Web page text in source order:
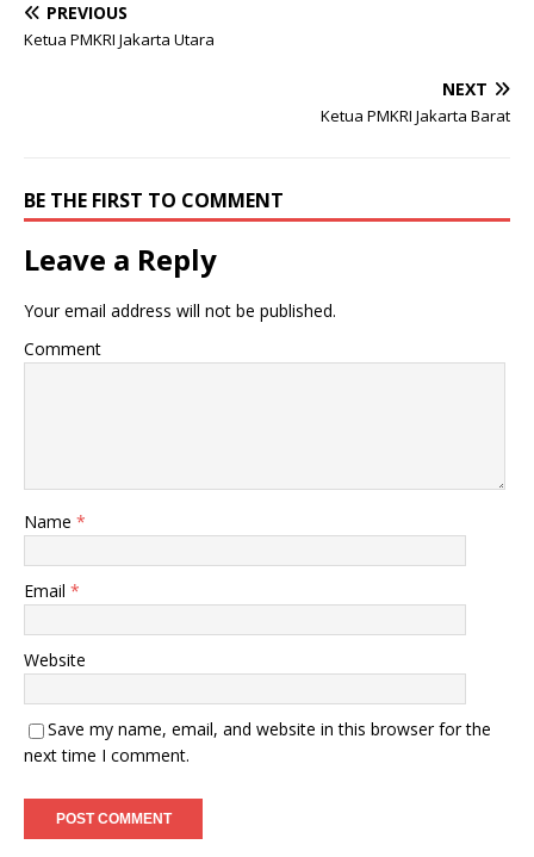
PREVIOUS
Ketua PMKRI Jakarta Utara
NEXT
Ketua PMKRI Jakarta Barat
BE THE FIRST TO COMMENT
Leave a Reply
Your email address will not be published.
Comment
Name *
Email *
Website
Save my name, email, and website in this browser for the
next time I comment.